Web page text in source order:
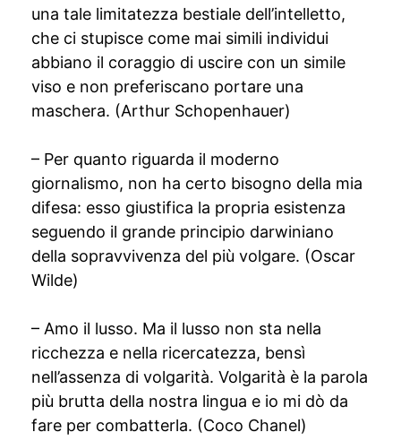
una tale limitatezza bestiale dell’intelletto,
che ci stupisce come mai simili individui
abbiano il coraggio di uscire con un simile
viso e non preferiscano portare una
maschera. (Arthur Schopenhauer)
– Per quanto riguarda il moderno
giornalismo, non ha certo bisogno della mia
difesa: esso giustifica la propria esistenza
seguendo il grande principio darwiniano
della sopravvivenza del più volgare. (Oscar
Wilde)
– Amo il lusso. Ma il lusso non sta nella
ricchezza e nella ricercatezza, bensì
nell’assenza di volgarità. Volgarità è la parola
più brutta della nostra lingua e io mi dò da
fare per combatterla. (Coco Chanel)